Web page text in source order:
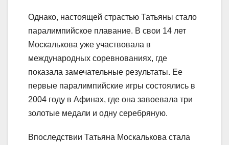
Однако, настоящей страстью Татьяны стало
паралимпийское плавание. В свои 14 лет
Москалькова уже участвовала в
международных соревнованиях, где
показала замечательные результаты. Ее
первые паралимпийские игры состоялись в
2004 году в Афинах, где она завоевала три
золотые медали и одну серебряную.
Впоследствии Татьяна Москалькова стала